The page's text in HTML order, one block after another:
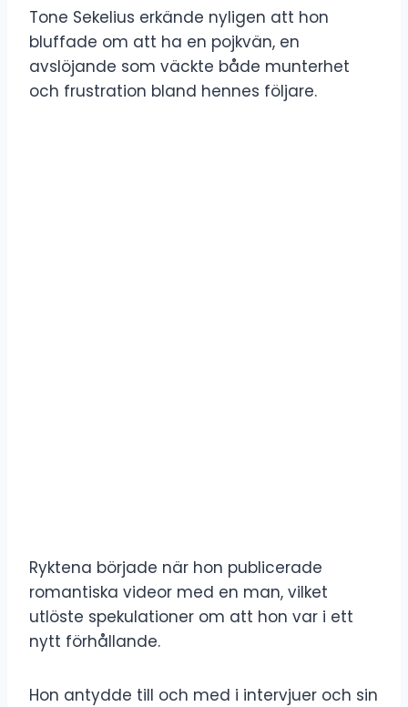
Tone Sekelius erkände nyligen att hon
bluffade om att ha en pojkvän, en
avslöjande som väckte både munterhet
och frustration bland hennes följare.
Ryktena började när hon publicerade
romantiska videor med en man, vilket
utlöste spekulationer om att hon var i ett
nytt förhållande.
Hon antydde till och med i intervjuer och sin